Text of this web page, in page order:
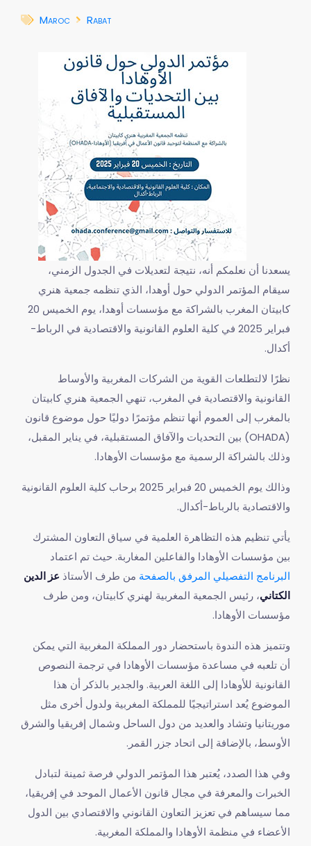
Maroc Rabat
يسعدنا أن نعلمكم أنه، نتيجة لتعديلات في الجدول الزمني،
سيقام المؤتمر الدولي حول أوهدا، الذي تنظمه جمعية هنري
كابيتان المغرب بالشراكة مع مؤسسات أوهدا، يوم الخميس 20
فبراير 2025 في كلية العلوم القانونية والاقتصادية في الرباط-
أكدال.
‎نظرًا لالتطلعات القوية من الشركات المغربية والأوساط
القانونية والاقتصادية في المغرب، تنهي الجمعية هنري كابيتان
بالمغرب إلى العموم أنها تنظم مؤتمرًا دوليًا حول موضوع قانون
(OHADA) بين التحديات والآفاق المستقبلية، في يناير المقبل،
وذلك بالشراكة الرسمية مع مؤسسات الأوهادا.
‎وذالك يوم الخميس 20 فبراير 2025 برحاب كلية العلوم القانونية
والاقتصادية بالرباط-أكدال.
‎يأتي تنظيم هذه التظاهرة العلمية في سياق التعاون المشترك
بين مؤسسات الأوهادا والفاعلين المغاربة. حيث تم اعتماد
البرنامج التفصيلي المرفق بالصفحة من طرف الأستاذ عز الدين
الكتاني، رئيس الجمعية المغربية لهنري كابيتان، ومن طرف
مؤسسات الأوهادا.
‎وتتميز هذه الندوة باستحضار دور المملكة المغربية التي يمكن
أن تلعبه في مساعدة مؤسسات الأوهادا في ترجمة النصوص
القانونية للأوهادا إلى اللغة العربية. والجدير بالذكر أن هذا
الموضوع يُعد استراتيجيًا للمملكة المغربية ولدول أخرى مثل
موريتانيا وتشاد والعديد من دول الساحل وشمال إفريقيا والشرق
الأوسط، بالإضافة إلى اتحاد جزر القمر.
‎وفي هذا الصدد، يُعتبر هذا المؤتمر الدولي فرصة ثمينة لتبادل
الخبرات والمعرفة في مجال قانون الأعمال الموحد في إفريقيا،
مما سيساهم في تعزيز التعاون القانوني والاقتصادي بين الدول
الأعضاء في منظمة الأوهادا والمملكة المغربية.